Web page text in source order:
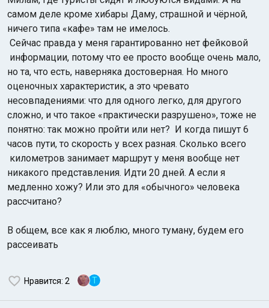
самом деле кроме хибары Даму, страшной и чёрной,
ничего типа «кафе» там не имелось.
Сейчас правда у меня гарантированно нет фейковой
информации, потому что ее просто вообще очень мало,
но та, что есть, наверняка достоверная. Но много
оценочных характеристик, а это чревато
несовпадениями: что для одного легко, для другого
сложно, и что такое «практически разрушено», тоже не
понятно: так можно пройти или нет? И когда пишут 6
часов пути, то скорость у всех разная. Сколько всего
километров занимает маршрут у меня вообще нет
никакого представления. Идти 20 дней. А если я
медленно хожу? Или это для «обычного» человека
рассчитано?
В общем, все как я люблю, много туману, будем его
рассеивать
Нравится: 2 T